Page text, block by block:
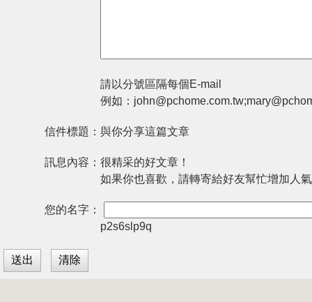
請以分號區隔每個E-mail
例如：
信件標題： 與你分享這篇文章
訊息內容： 很精采的好文章！
如果你也喜歡，請轉寄給好友幫忙增加人
您的名字：
p2s6slp9q